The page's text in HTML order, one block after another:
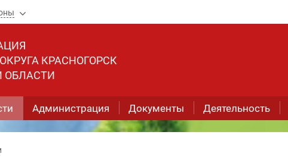
КРАСНОГОРСК
ОБЛАСТИ
Администрация Документы Деятельность